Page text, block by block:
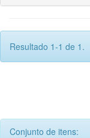
Resultado 1-1 de 1.
Conjunto de itens: